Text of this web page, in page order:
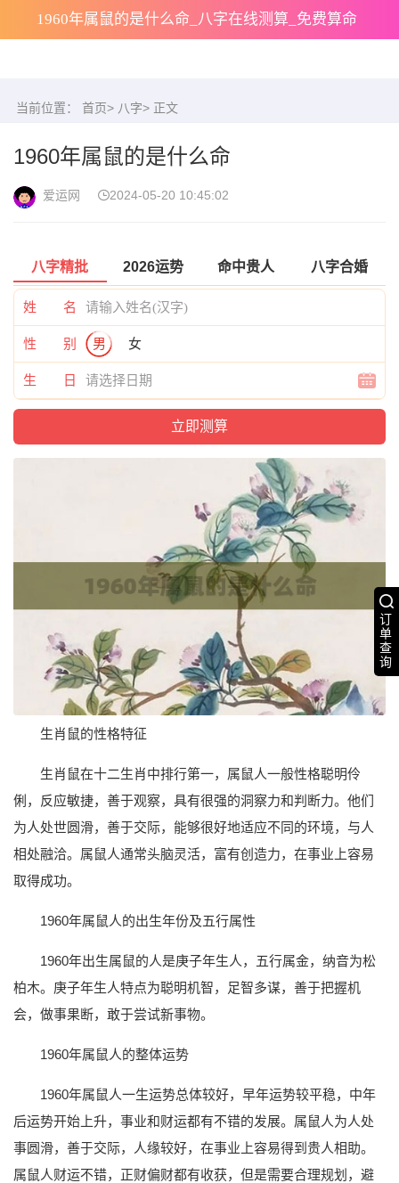
1960年属鼠的是什么命_八字在线测算_免费算命
订
单
查
询
当前位置： 首页> 八字> 正文
1960年属鼠的是什么命
爱运网 2024-05-20 10:45:02
八字精批 2026运势 命中贵人 八字合婚
姓 名
性 别 男 女
生 日
生肖鼠的性格特征
生肖鼠在十二生肖中排行第一，属鼠人一般性格聪明伶
俐，反应敏捷，善于观察，具有很强的洞察力和判断力。他们
为人处世圆滑，善于交际，能够很好地适应不同的环境，与人
相处融洽。属鼠人通常头脑灵活，富有创造力，在事业上容易
取得成功。
1960年属鼠人的出生年份及五行属性
1960年出生属鼠的人是庚子年生人，五行属金，纳音为松
柏木。庚子年生人特点为聪明机智，足智多谋，善于把握机
会，做事果断，敢于尝试新事物。
1960年属鼠人的整体运势
1960年属鼠人一生运势总体较好，早年运势较平稳，中年
后运势开始上升，事业和财运都有不错的发展。属鼠人为人处
事圆滑，善于交际，人缘较好，在事业上容易得到贵人相助。
属鼠人财运不错，正财偏财都有收获，但是需要合理规划，避